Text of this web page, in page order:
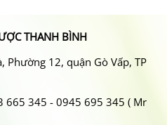
THANH BÌNH
Phường 12, quận Gò Vấp, TP
665 345 - 0945 695 345 ( Mr